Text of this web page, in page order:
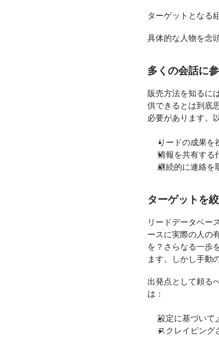
ターゲットとなる
具体的な人物を念
多くの会話に
販売方法を知るに
供できるとは到底
必要があります。
リードの成果を
情報を共有する
継続的に連絡を
ターゲットを
リードデータベー
ースに実際の人の
を？さらなる一歩
ます。しかし手動
出発点として頼る
は：
設定に基づいて
スクレイピング